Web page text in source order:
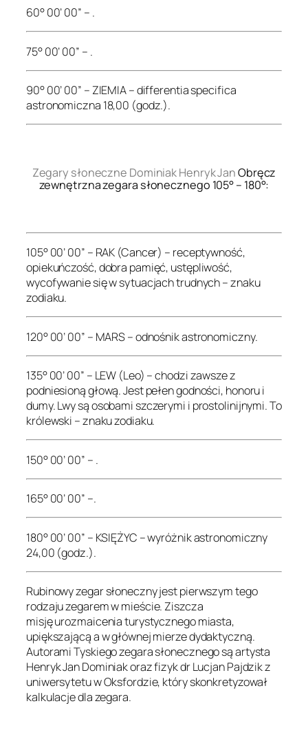
60° 00’ 00” – .
75° 00’ 00” – .
90° 00’ 00” – ZIEMIA – differentia specifica
astronomiczna 18,00 (godz.).
Zegary słoneczne Dominiak Henryk JanObręcz
zewnętrzna zegara słonecznego 105° – 180°:
105° 00’ 00” – RAK (Cancer) – receptywność,
opiekuńczość, dobra pamięć, ustępliwość,
wycofywanie się w sytuacjach trudnych – znaku
zodiaku.
120° 00’ 00” – MARS – odnośnik astronomiczny.
135° 00’ 00” – LEW (Leo) – chodzi zawsze z
podniesioną głową. Jest pełen godności, honoru i
dumy. Lwy są osobami szczerymi i prostolinijnymi. To
królewski – znaku zodiaku.
150° 00’ 00” – .
165° 00’ 00” –.
180° 00’ 00” – KSIĘŻYC – wyróżnik astronomiczny
24,00 (godz.).
Rubinowy zegar słoneczny jest pierwszym tego
rodzaju zegarem w mieście. Ziszcza
misję urozmaicenia turystycznego miasta,
upiększającą a w głównej mierze dydaktyczną.
Autorami Tyskiego zegara słonecznego są artysta
Henryk Jan Dominiak oraz fizyk dr Lucjan Pajdzik z
uniwersytetu w Oksfordzie, który skonkretyzował
kalkulacje dla zegara.